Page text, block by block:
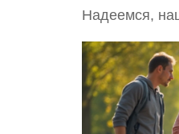
Надеемся,